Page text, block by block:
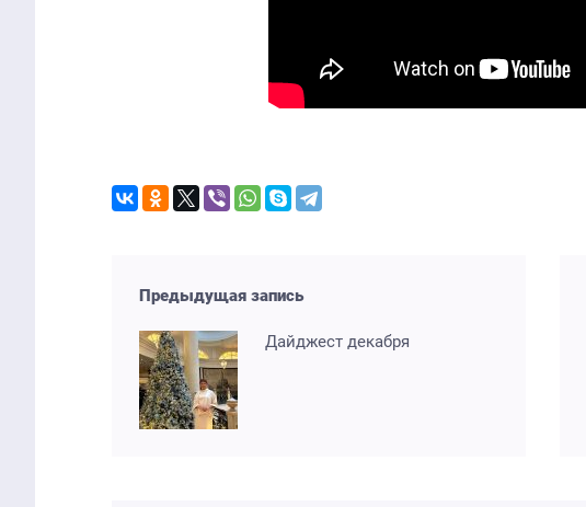
Предыдущая запись
Дайджест декабря